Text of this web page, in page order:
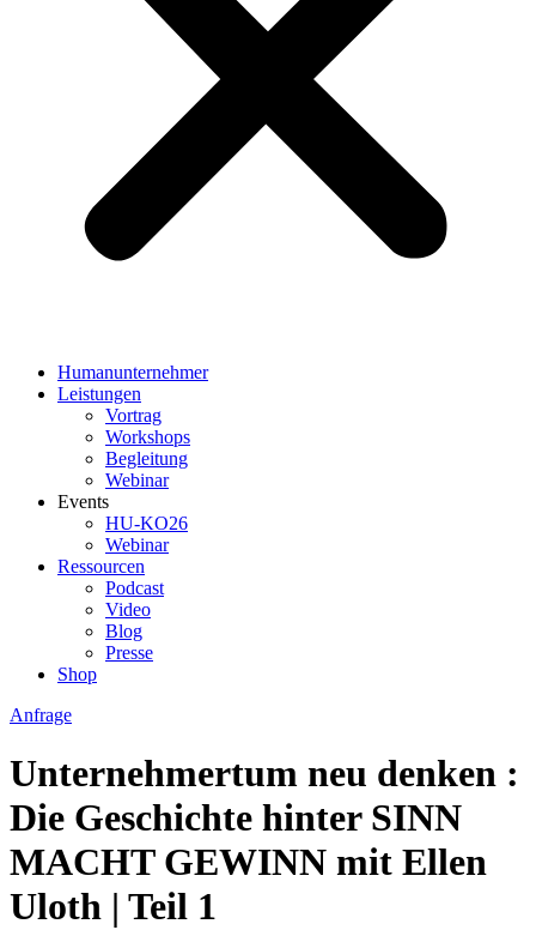
Humanunternehmer
Leistungen
Vortrag
Workshops
Begleitung
Webinar
Events
HU-KO26
Webinar
Ressourcen
Podcast
Video
Blog
Presse
Shop
Anfrage
Unternehmertum neu denken :
Die Geschichte hinter SINN
MACHT GEWINN mit Ellen
Uloth | Teil 1